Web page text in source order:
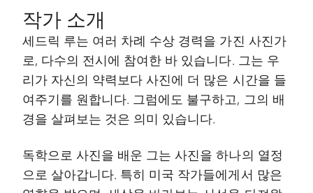
작가 소개
세드릭 루는 여러 차례 수상 경력을 가진 사진가
로, 다수의 전시에 참여한 바 있습니다. 그는 우
리가 자신의 약력보다 사진에 더 많은 시간을 들
여주기를 원합니다. 그럼에도 불구하고, 그의 배
경을 살펴보는 것은 의미 있습니다.
독학으로 사진을 배운 그는 사진을 하나의 열정
으로 살아갑니다. 특히 미국 작가들에게서 많은